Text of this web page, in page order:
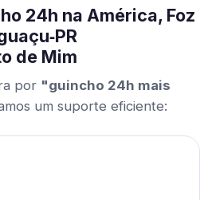
24h na América, Foz
de Mim
por "guincho 24h mais
um suporte eficiente: